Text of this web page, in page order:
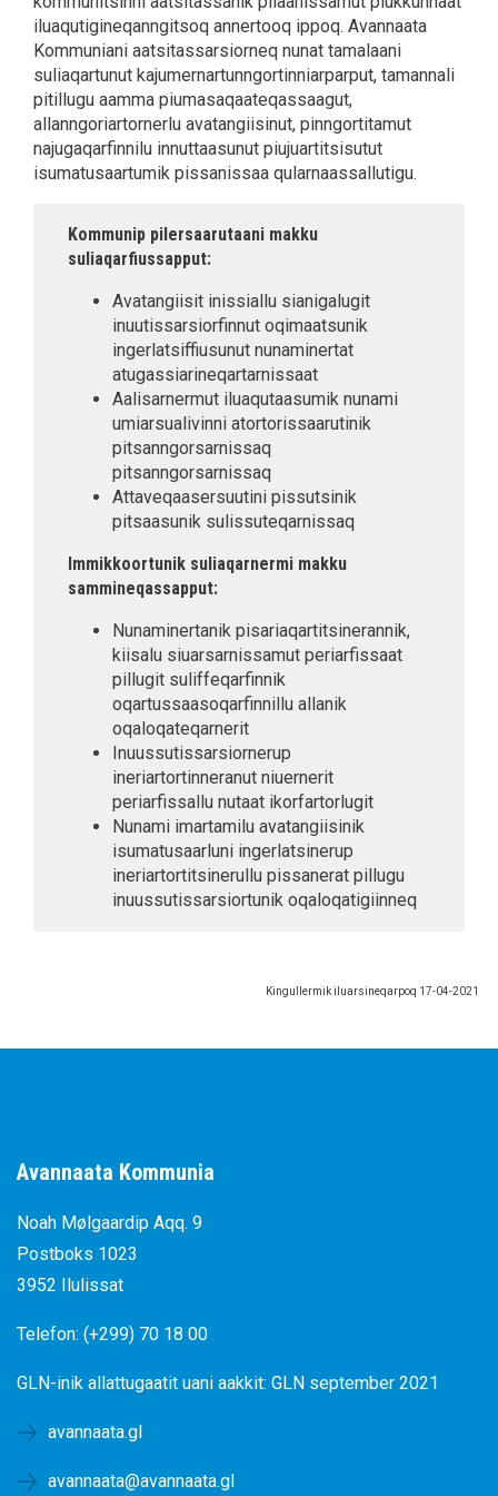
iluaqutigineqanngitsoq annertooq ippoq. Avannaata
Kommuniani aatsitassarsiorneq nunat tamalaani
suliaqartunut kajumernartunngortinniarparput, tamannali
pitillugu aamma piumasaqaateqassaagut,
allanngoriartornerlu avatangiisinut, pinngortitamut
najugaqarfinnilu innuttaasunut piujuartitsisutut
isumatusaartumik pissanissaa qularnaassallutigu.
Kommunip pilersaarutaani makku
suliaqarfiussapput:
Avatangiisit inissiallu sianigalugit
inuutissarsiorfinnut oqimaatsunik
ingerlatsiffiusunut nunaminertat
atugassiarineqartarnissaat
Aalisarnermut iluaqutaasumik nunami
umiarsualivinni atortorissaarutinik
pitsanngorsarnissaq
pitsanngorsarnissaq
Attaveqaasersuutini pissutsinik
pitsaasunik sulissuteqarnissaq
Immikkoortunik suliaqarnermi makku
sammineqassapput:
Nunaminertanik pisariaqartitsinerannik,
kiisalu siuarsarnissamut periarfissaat
pillugit suliffeqarfinnik
oqartussaasoqarfinnillu allanik
oqaloqateqarnerit
Inuussutissarsiornerup
ineriartortinneranut niuernerit
periarfissallu nutaat ikorfartorlugit
Nunami imartamilu avatangiisinik
isumatusaarluni ingerlatsinerup
ineriartortitsinerullu pissanerat pillugu
inuussutissarsiortunik oqaloqatigiinneq
Kingullermik iluarsineqarpoq 17-04-2021
Avannaata Kommunia
Noah Mølgaardip Aqq. 9
Postboks 1023
3952 Ilulissat
Telefon: (+299) 70 18 00
GLN-inik allattugaatit uani aakkit: GLN september 2021
avannaata.gl
avannaata@avannaata.gl